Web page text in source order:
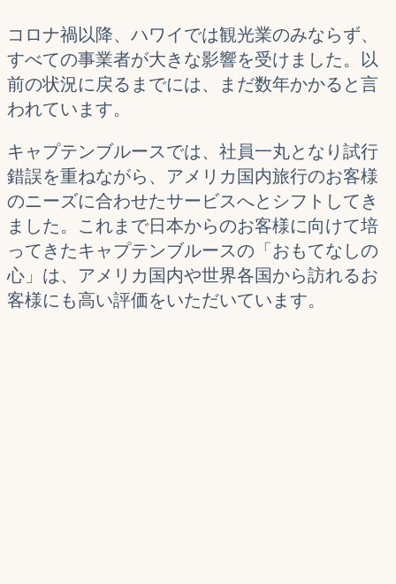
コロナ禍以降、ハワイでは観光業のみならず、
すべての事業者が大きな影響を受けました。以
前の状況に戻るまでには、まだ数年かかると言
われています。
キャプテンブルースでは、社員一丸となり試行
錯誤を重ねながら、アメリカ国内旅行のお客様
のニーズに合わせたサービスへとシフトしてき
ました。これまで日本からのお客様に向けて培
ってきたキャプテンブルースの「おもてなしの
心」は、アメリカ国内や世界各国から訪れるお
客様にも高い評価をいただいています。